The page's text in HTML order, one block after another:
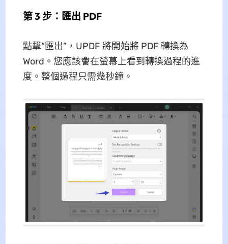
第 3 步：匯出 PDF
點擊“匯出”，UPDF 將開始將 PDF 轉換為
Word。您應該會在螢幕上看到轉換過程的進
度。整個過程只需幾秒鐘。